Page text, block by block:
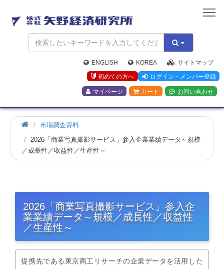
矢
野
経
済
研
究
所
ENGLISH KOREA
サイトマップ
初めての方へ
ログイン・メンバー登録
マイページ カート お問い合わせ
市場調査資料
2026「商業写真撮影サービス」参入企業業績データ～規模
／成長性／収益性／生産性～
2026「商業写真撮影サービス」参入企
業業績データ～規模／成長性／収益性
／生産性～
提携先である東京商工リサーチの企業データを活用した